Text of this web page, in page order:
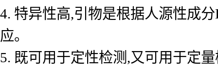
4. 特异性高,引物是根据人源性成
应。
5. 既可用于定性检测,又可用于定